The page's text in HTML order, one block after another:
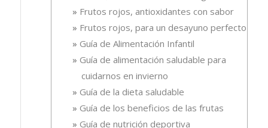
Frutos rojos, antioxidantes con sabor
Frutos rojos, para un desayuno perfecto
Guía de Alimentación Infantil
Guía de alimentación saludable para
cuidarnos en invierno
Guía de la dieta saludable
Guía de los beneficios de las frutas
Guía de nutrición deportiva